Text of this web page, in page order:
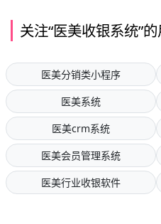
关注“医美收银系统”
医美分销类小程序
医美系统
医美crm系统
医美会员管理系统
医美行业收银软件